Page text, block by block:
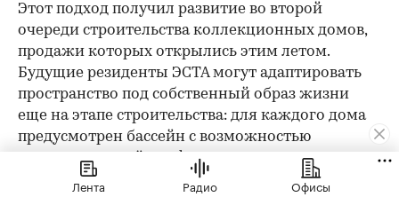
Этот подход получил развитие во второй
очереди строительства коллекционных домов,
продажи которых открылись этим летом.
Будущие резиденты ЭСТА могут адаптировать
пространство под собственный образ жизни
еще на этапе строительства: для каждого дома
предусмотрен бассейн с возможностью
индивидуальной конфигурации, а
инфраструктура участка может быть дополнена
Лента Радио Офисы